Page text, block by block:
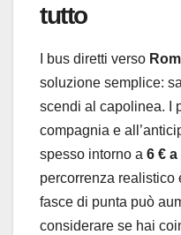
tutto
I bus diretti verso
soluzione semplice:
scendi al capolinea. I
compagnia e
spesso intorno a 6 €
percorrenza realistico
fasce di punta può
considerare se hai